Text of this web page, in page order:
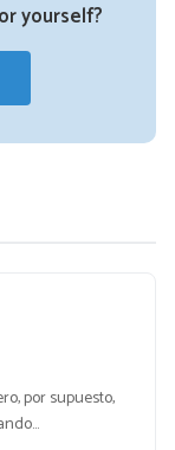
yourself?
por supuesto,